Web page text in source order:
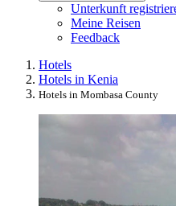
Unterkunft
Meine Reisen
Feedback
Hotels
Hotels in Kenia
Hotels in Mombasa County